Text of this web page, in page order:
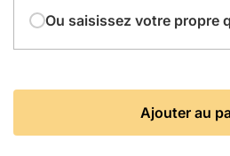
Ou saisissez votre propre
Ajouter au